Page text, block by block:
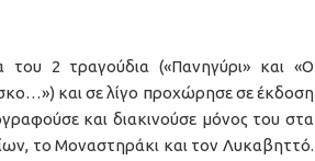
2 τραγούδια («Πανηγύρι» και «Ο
και σε λίγο προχώρησε σε έκδοση
και διακινούσε μόνος του στα
το Μοναστηράκι και τον Λυκαβηττό.